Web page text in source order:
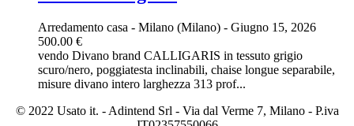
Arredamento casa - Milano (Milano) - Giugno 15, 2026
500.00 €
vendo Divano brand CALLIGARIS in tessuto grigio
scuro/nero, poggiatesta inclinabili, chaise longue separabile,
misure divano intero larghezza 313 prof...
© 2022 Usato it. - Adintend Srl - Via dal Verme 7, Milano - P.iva